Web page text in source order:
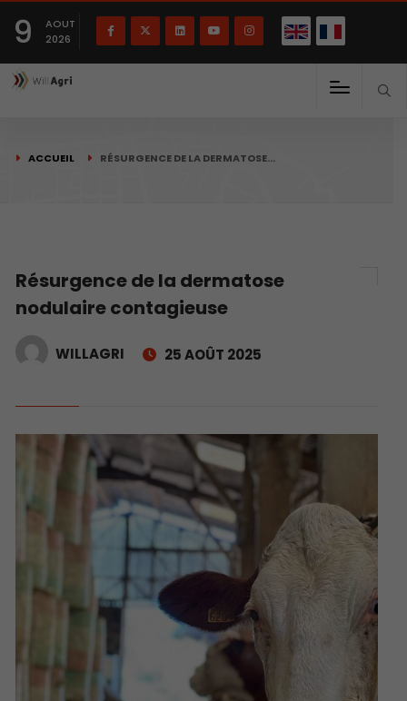
9
AOUT
2026
ACCUEIL RÉSURGENCE DE LA DERMATOSE…
Résurgence de la dermatose
nodulaire contagieuse
WILLAGRI 25 AOÛT 2025
Français English(English)